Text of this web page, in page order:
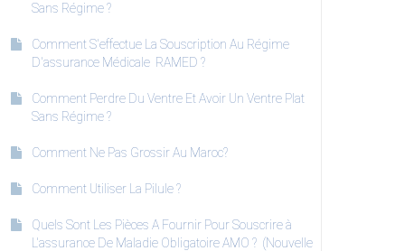
Sans Régime ?
Comment S'effectue La Souscription Au Régime
D'assurance Médicale RAMED ?
Comment Perdre Du Ventre Et Avoir Un Ventre Plat
Sans Régime ?
Comment Ne Pas Grossir Au Maroc?
Comment Utiliser La Pilule ?
Quels Sont Les Pièces A Fournir Pour Souscrire à
L'assurance De Maladie Obligatoire AMO ? (Nouvelle